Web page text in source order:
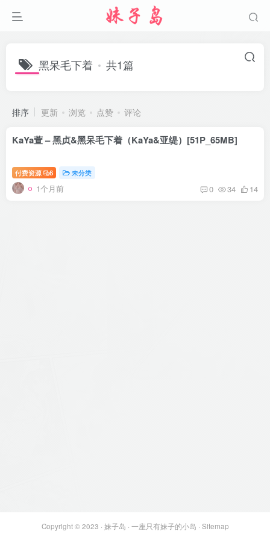
黑呆毛下着 共1篇
排序 更新 浏览 点赞 评论
KaYa萱 – 黑贞&黑呆毛下着（KaYa&亚缇）[51P_65MB]
付费资源 6 未分类
1个月前 0 34 14
Copyright © 2023 · 妹子岛 · 一座只有妹子的小岛 · Sitemap